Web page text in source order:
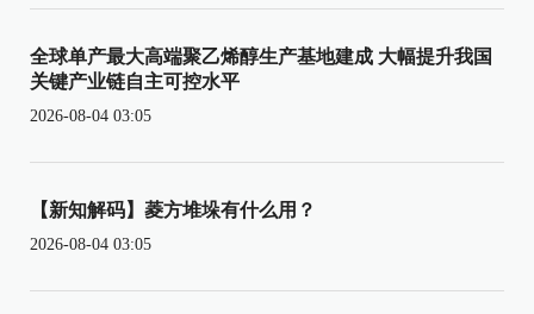
全球单产最大高端聚乙烯醇生产基地建成 大幅提升我国
关键产业链自主可控水平
2026-08-04 03:05
【新知解码】菱方堆垛有什么用？
2026-08-04 03:05